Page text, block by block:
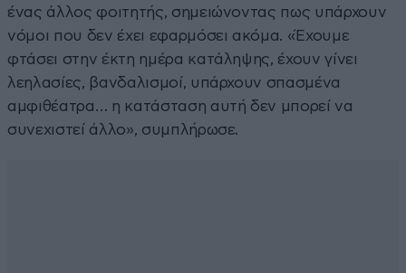
ένας άλλος φοιτητής, σημειώνοντας πως υπάρχουν
νόμοι που δεν έχει εφαρμόσει ακόμα. «Έχουμε
φτάσει στην έκτη ημέρα κατάληψης, έχουν γίνει
λεηλασίες, βανδαλισμοί, υπάρχουν σπασμένα
αμφιθέατρα… η κατάσταση αυτή δεν μπορεί να
συνεχιστεί άλλο», συμπλήρωσε.